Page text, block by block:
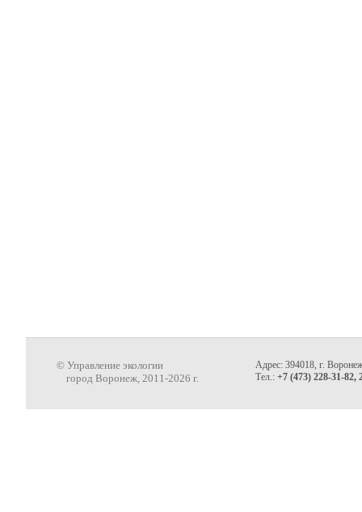
© Управление экологии
город Воронеж, 2011-2026 г.
Адрес: 394018, г.
Тел.: +7 (473) 228-31-82,